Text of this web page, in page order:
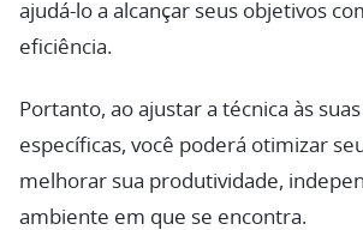
ajudá-lo a alcançar seus objetivos
eficiência.
Portanto, ao ajustar a técnica às
específicas, você poderá otimizar
melhorar sua produtividade,
ambiente em que se encontra.